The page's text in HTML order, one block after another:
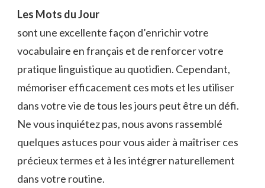
Les Mots du Jour
sont⁢ une excellente​ façon d’enrichir votre⁢
vocabulaire ⁣en‍ français⁢ et‍ de renforcer ​votre
pratique ⁤linguistique au quotidien. Cependant,‍
mémoriser ​efficacement ces mots et les utiliser
dans votre⁢ vie ⁢de tous les jours peut être un défi.
Ne vous ⁣inquiétez pas, nous ⁢avons rassemblé
quelques astuces pour⁣ vous aider à maîtriser ces
⁣précieux ⁤termes et à les intégrer naturellement
dans⁤ votre routine.